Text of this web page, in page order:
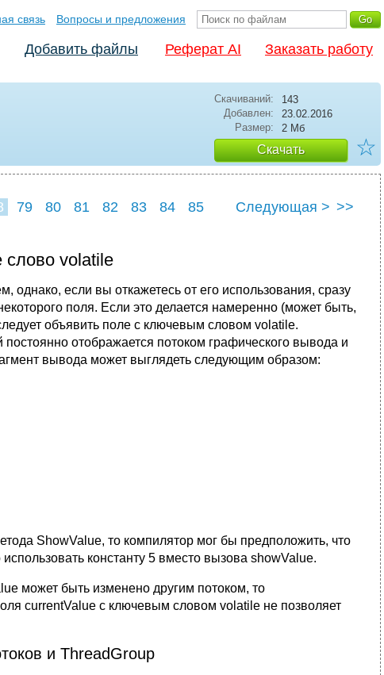
связь Вопросы и предложения
Добавить файлы Реферат AI Заказать работу
Скачиваний:
143
Добавлен:
23.02.2016
Размер:
2 Мб
Скачать ☆
79 80 81 82 83 84
85
Следующая > >>
volatile
если вы откажетесь от его использования, сразу
поля. Если это делается намеренно (может быть,
объявить поле с ключевым словом volatile.
отображается потоком графического вывода и
вывода может выглядеть следующим образом:
ShowValue, то компилятор мог бы предположить, что
константу 5 вместо вызова showValue.
может быть изменено другим потоком, то
currentValue с ключевым словом volatile не позволяет
и ThreadGroup